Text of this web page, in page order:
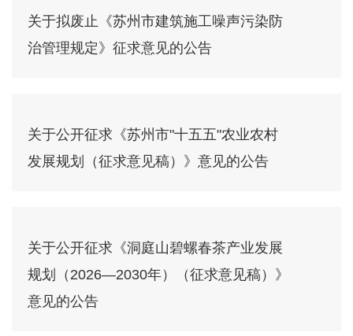
关于拟废止《苏州市建筑施工噪声污染防
治管理规定》征求意见的公告
关于公开征求《苏州市"十五五"农业农村
发展规划（征求意见稿）》意见的公告
关于公开征求《洞庭山碧螺春茶产业发展
规划（2026—2030年）（征求意见稿）》
意见的公告